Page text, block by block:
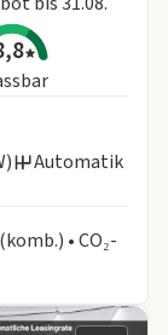
Automatik
• CO₂-